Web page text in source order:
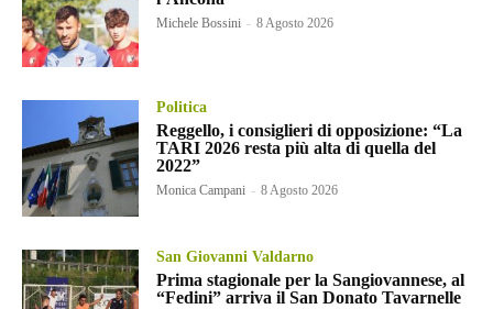
Michele Bossini - 8 Agosto 2026
Politica
Reggello, i consiglieri di opposizione: “La
TARI 2026 resta più alta di quella del
2022”
Monica Campani - 8 Agosto 2026
San Giovanni Valdarno
Prima stagionale per la Sangiovannese, al
“Fedini” arriva il San Donato Tavarnelle